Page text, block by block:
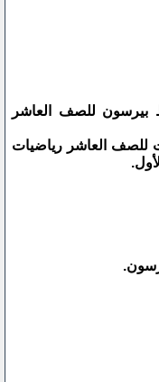
بيرسون للصف العاشر
العاشر رياضيات